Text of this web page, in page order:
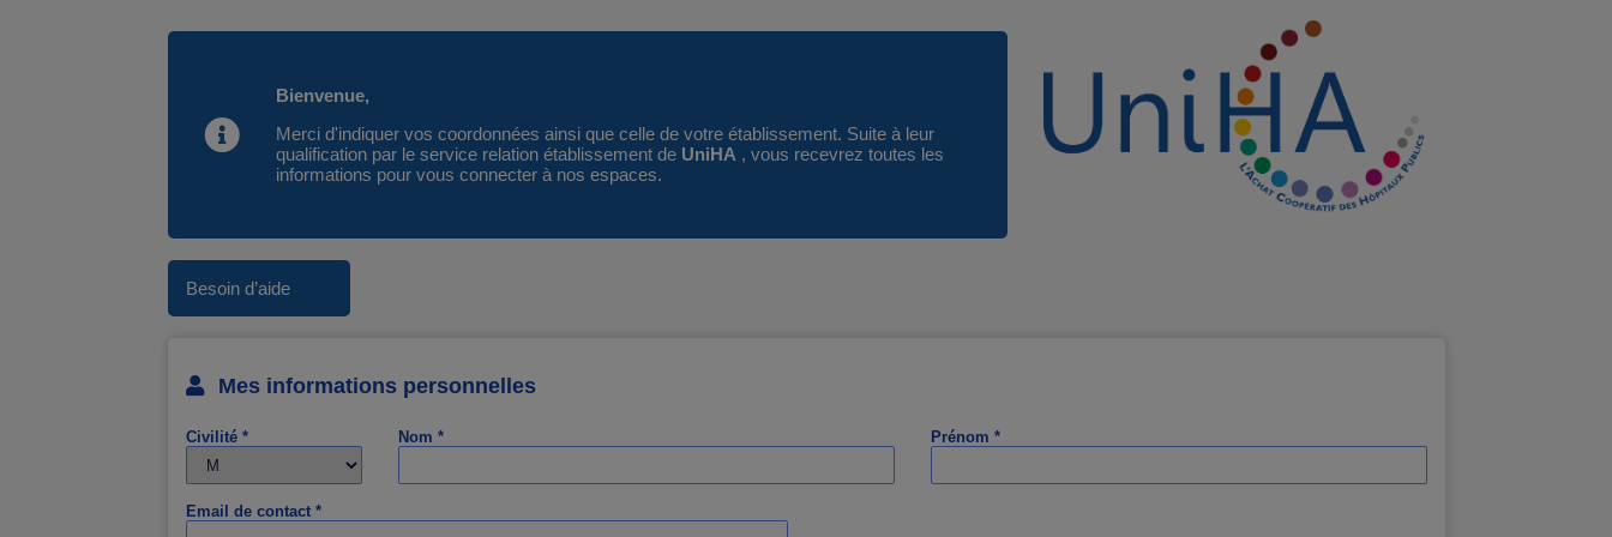
Bienvenue,
Merci d'indiquer vos coordonnées ainsi que celle de votre établissement. Suite à leur
qualification par le service relation établissement de UniHA , vous recevrez toutes les
informations pour vous connecter à nos espaces.
Besoin d’aide
Mes informations personnelles
Civilité * Nom * Prénom *
Email de contact *